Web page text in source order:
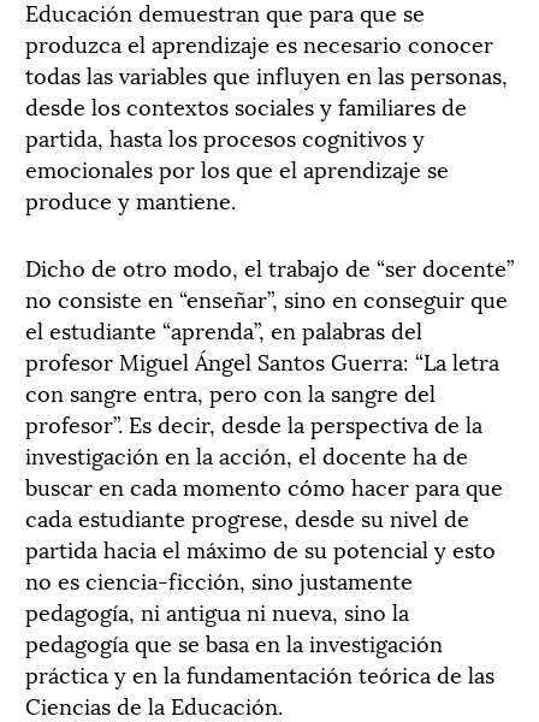
Educación demuestran que para que se
produzca el aprendizaje es necesario conocer
todas las variables que influyen en las personas,
desde los contextos sociales y familiares de
partida, hasta los procesos cognitivos y
emocionales por los que el aprendizaje se
produce y mantiene.
Dicho de otro modo, el trabajo de “ser docente”
no consiste en “enseñar”, sino en conseguir que
el estudiante “aprenda”, en palabras del
profesor Miguel Ángel Santos Guerra: “La letra
con sangre entra, pero con la sangre del
profesor”. Es decir, desde la perspectiva de la
investigación en la acción, el docente ha de
buscar en cada momento cómo hacer para que
cada estudiante progrese, desde su nivel de
partida hacia el máximo de su potencial y esto
no es ciencia-ficción, sino justamente
pedagogía, ni antigua ni nueva, sino la
pedagogía que se basa en la investigación
práctica y en la fundamentación teórica de las
Ciencias de la Educación.